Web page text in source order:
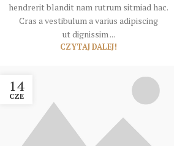
hendrerit blandit nam rutrum sitmiad hac.
Cras a vestibulum a varius adipiscing
ut dignissim ...
CZYTAJ DALEJ!
14
CZE